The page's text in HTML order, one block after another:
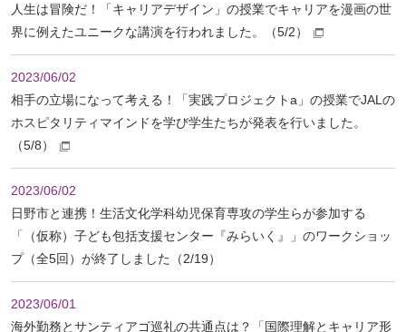
人生は冒険だ！「キャリアデザイン」の授業でキャリアを漫画の世
界に例えたユニークな講演を行われました。（5/2）
2023/06/02
相手の立場になって考える！「実践プロジェクトa」の授業でJALの
ホスピタリティマインドを学び学生たちが発表を行いました。
（5/8）
2023/06/02
日野市と連携！生活文化学科幼児保育専攻の学生らが参加する
「（仮称）子ども包括支援センター『みらいく』」のワークショッ
プ（全5回）が終了しました（2/19）
2023/06/01
海外勤務とサンティアゴ巡礼の共通点は？「国際理解とキャリア形